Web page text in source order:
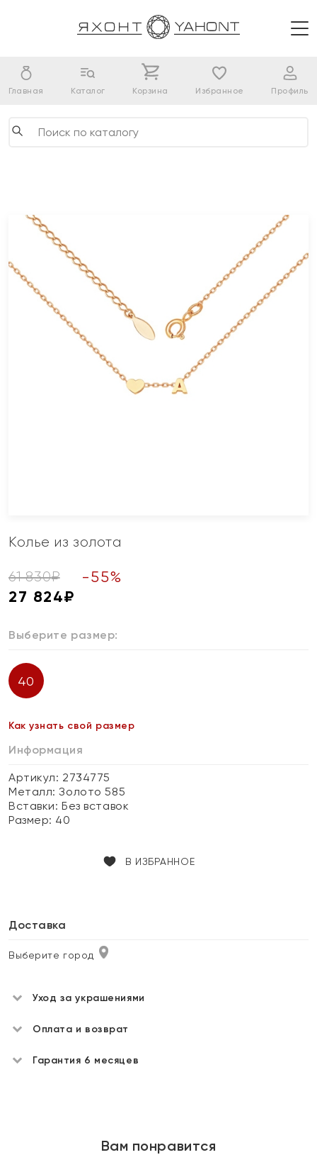
Главная Каталог Корзина Избранное Профиль
Колье из золота
61 830₽ -55%
27 824₽
Выберите размер:
40
Как узнать свой размер
Информация
Артикул: 2734775
Металл:Золото 585
Вставки:Без вставок
Размер: 40
В ИЗБРАННОЕ
Доставка
Выберите город
Уход за украшениями
Оплата и возврат
Гарантия 6 месяцев
Вам понравится